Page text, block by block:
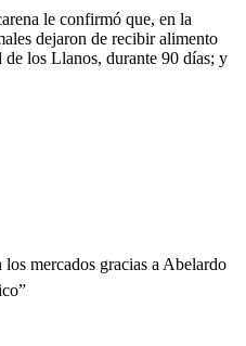
le confirmó que, en la
dejaron de recibir alimento
los Llanos, durante 90 días; y
mercados gracias a Abelardo